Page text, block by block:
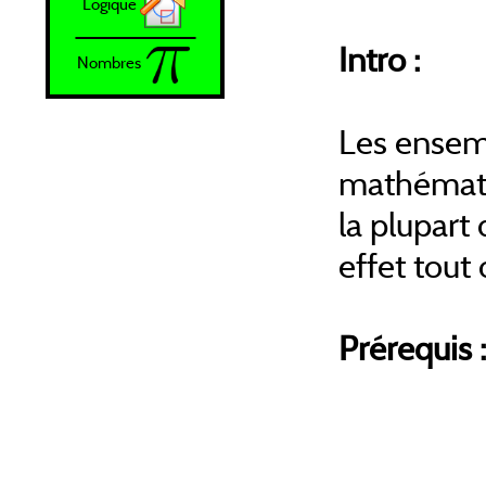
Nombres
Intro :
Les
la plupart
effet tout
Prérequis :